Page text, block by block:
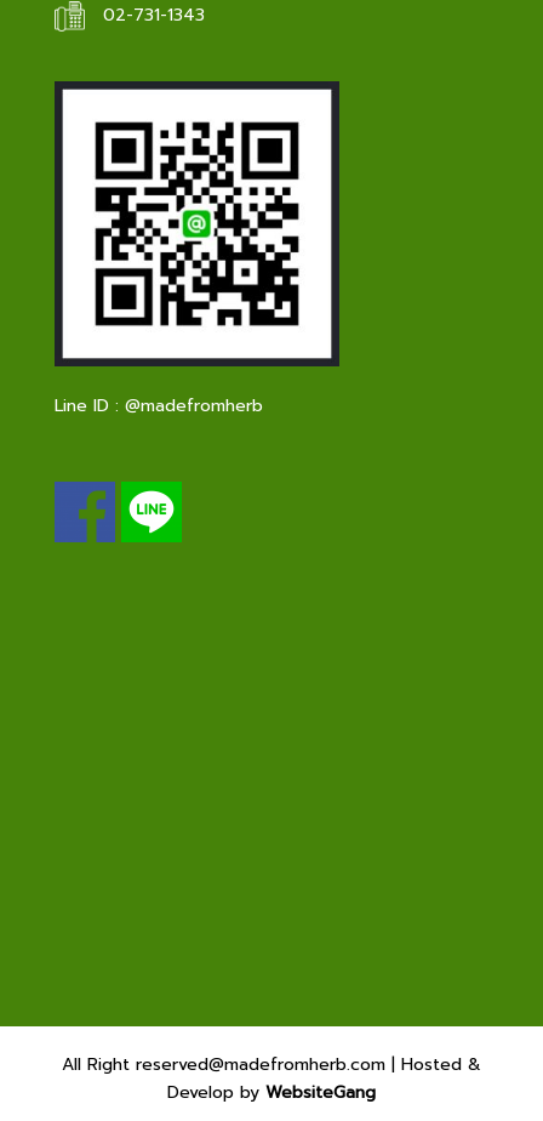
02-731-1343
Line ID : @madefromherb
All Right reserved@madefromherb.com | Hosted &
Develop by WebsiteGang